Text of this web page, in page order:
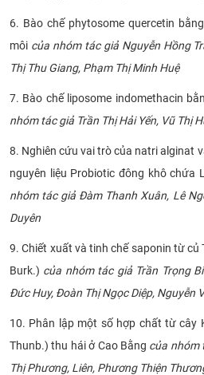
6. Bào chế phytosome quercetin
môi của nhóm tác giả Nguyễn Hồng
Thị Thu Giang, Phạm Thị Minh Huệ
7. Bào chế liposome indomethacin
nhóm tác giả Trần Thị Hải Yến, Vũ Thị
8. Nghiên cứu vai trò của natri alginat
nguyên liệu Probiotic đông khô chứa
nhóm tác giả Đàm Thanh Xuân, Lê
Duyên
9. Chiết xuất và tinh chế saponin từ
Burk.) của nhóm tác giả Trần Trọng
Đức Huy, Đoàn Thị Ngọc Diệp, Nguyễn
10. Phân lập một số hợp chất từ cây
Thunb.) thu hái ở Cao Bằng của nhóm
Thị Phương, Liên, Phương Thiện